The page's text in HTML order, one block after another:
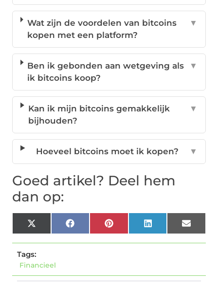
Wat zijn de voordelen van bitcoins
kopen met een platform?
▼
Ben ik gebonden aan wetgeving als
ik bitcoins koop?
▼
Kan ik mijn bitcoins gemakkelijk
bijhouden?
▼
Hoeveel bitcoins moet ik kopen? ▼
Goed artikel? Deel hem
dan op:
X
(Twitter)
FacebookPinterestLinkedInEmail
Tags:
Financieel